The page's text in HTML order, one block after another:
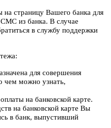
на страницу Вашего банка для
СМС из банка. В случае
в службу поддержки
для совершения
чем можно узнать,
на банковской карте.
на банковской карте Вы
в банк, выпустивший